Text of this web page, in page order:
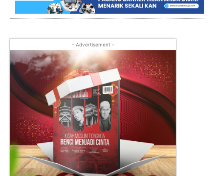
- Advertisement -